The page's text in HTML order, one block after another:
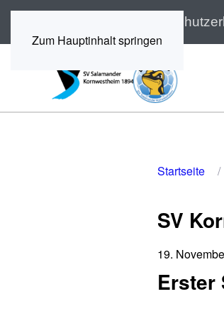
Zum Hauptinhalt springen
Startseite
SV
19.
Erster